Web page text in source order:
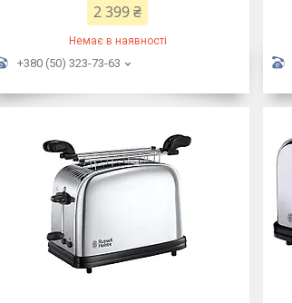
2 399 ₴
Немає в наявності
+380 (50) 323-73-63